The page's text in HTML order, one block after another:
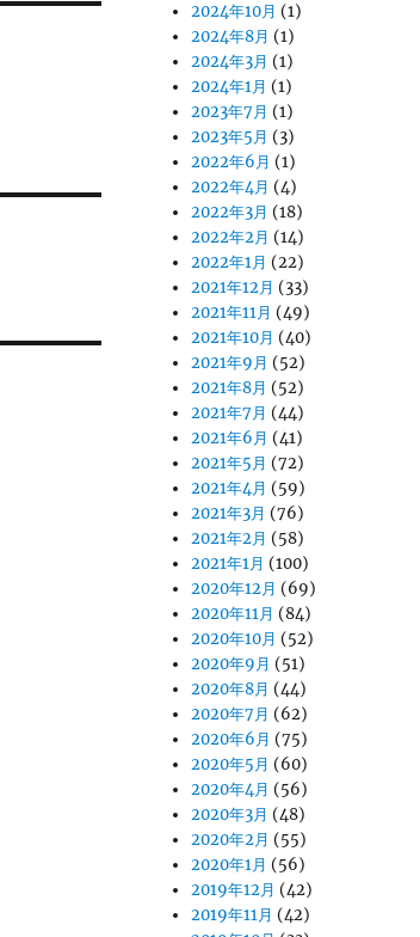
2024年10月 (1)
2024年8月 (1)
2024年3月 (1)
2024年1月 (1)
2023年7月 (1)
2023年5月 (3)
2022年6月 (1)
2022年4月 (4)
2022年3月 (18)
2022年2月 (14)
2022年1月 (22)
2021年12月 (33)
2021年11月 (49)
2021年10月 (40)
2021年9月 (52)
2021年8月 (52)
2021年7月 (44)
2021年6月 (41)
2021年5月 (72)
2021年4月 (59)
2021年3月 (76)
2021年2月 (58)
2021年1月 (100)
2020年12月 (69)
2020年11月 (84)
2020年10月 (52)
2020年9月 (51)
2020年8月 (44)
2020年7月 (62)
2020年6月 (75)
2020年5月 (60)
2020年4月 (56)
2020年3月 (48)
2020年2月 (55)
2020年1月 (56)
2019年12月 (42)
2019年11月 (42)